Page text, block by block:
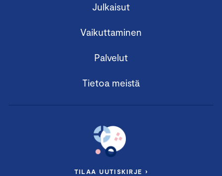
Julkaisut
Vaikuttaminen
Palvelut
Tietoa meistä
TILAA UUTISKIRJE ›